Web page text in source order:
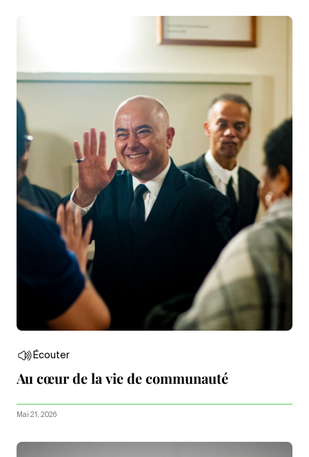
Écouter
Au cœur de la vie de communauté
Mai 21, 2026